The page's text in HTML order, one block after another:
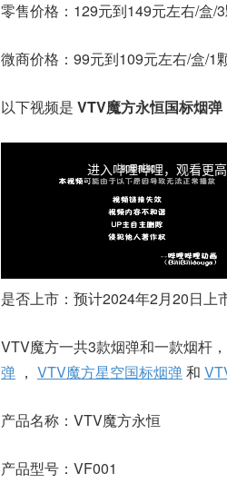
零售价格：129元到149元左右/盒/
微商价格：99元到109元左右/盒/1
以下视频是 VTV魔方永恒国标烟弹
是否上市：预计2024年2月20日上
VTV魔方一共3款烟弹和一款烟杆，
弹 ， VTV魔方星空国标烟弹和
产品名称：VTV魔方永恒
产品型号：VF001